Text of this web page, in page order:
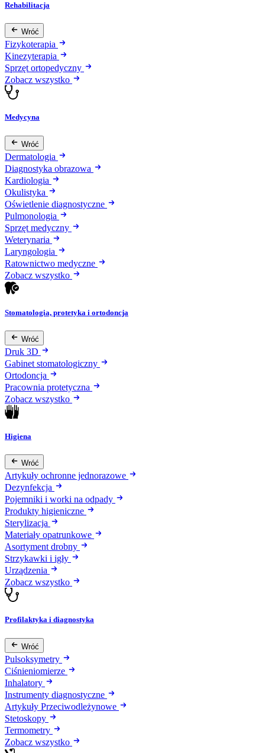
Rehabilitacja
Wróć
Fizykoterapia
Kinezyterapia
Sprzęt ortopedyczny
Zobacz wszystko
Medycyna
Wróć
Dermatologia
Diagnostyka obrazowa
Kardiologia
Okulistyka
Oświetlenie diagnostyczne
Pulmonologia
Sprzęt medyczny
Weterynaria
Laryngologia
Ratownictwo medyczne
Zobacz wszystko
Stomatologia, protetyka i ortodoncja
Wróć
Druk 3D
Gabinet stomatologiczny
Ortodoncja
Pracownia protetyczna
Zobacz wszystko
Higiena
Wróć
Artykuły ochronne jednorazowe
Dezynfekcja
Pojemniki i worki na odpady
Produkty higieniczne
Sterylizacja
Materiały opatrunkowe
Asortyment drobny
Strzykawki i igły
Urządzenia
Zobacz wszystko
Profilaktyka i diagnostyka
Wróć
Pulsoksymetry
Ciśnieniomierze
Inhalatory
Instrumenty diagnostyczne
Artykuły Przeciwodleżynowe
Stetoskopy
Termometry
Zobacz wszystko